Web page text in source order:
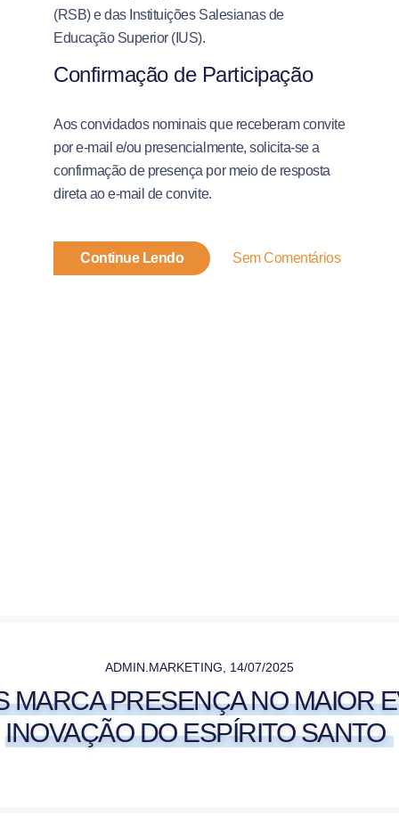
(RSB) e das Instituições Salesianas de
Educação Superior (IUS).
Confirmação de Participação
Aos convidados nominais que receberam convite
por e-mail e/ou presencialmente, solicita-se a
confirmação de presença por meio de resposta
direta ao e-mail de convite.
Continue Lendo Sem Comentários
ADMIN.MARKETING, 14/07/2025
MARCA PRESENÇA NO MAIOR
INOVAÇÃO DO ESPÍRITO SANTO